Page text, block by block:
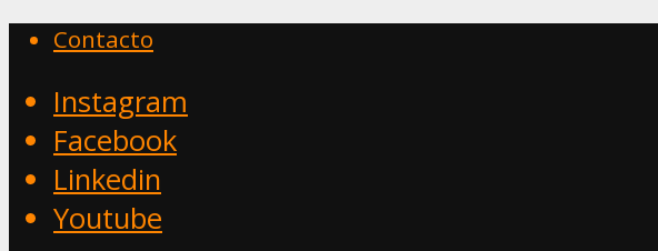
Contacto
Instagram
Facebook
Linkedin
Youtube